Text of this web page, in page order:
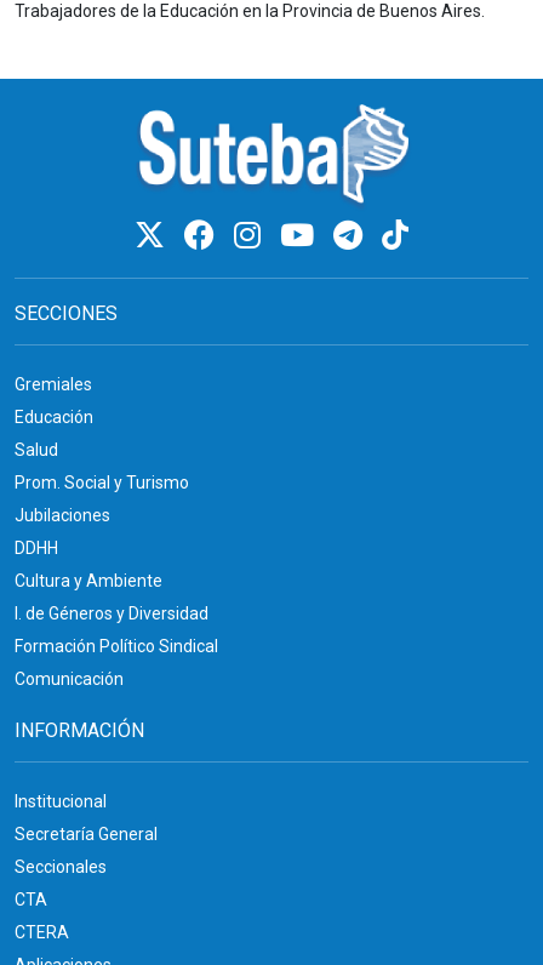
Trabajadores de la Educación en la Provincia de Buenos Aires.
SECCIONES
Gremiales
Educación
Salud
Prom. Social y Turismo
Jubilaciones
DDHH
Cultura y Ambiente
I. de Géneros y Diversidad
Formación Político Sindical
Comunicación
INFORMACIÓN
Institucional
Secretaría General
Seccionales
CTA
CTERA